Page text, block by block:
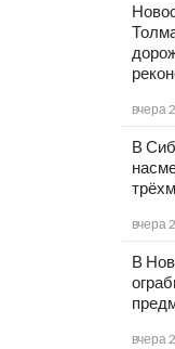
вчера
В
вчера
В
вчера